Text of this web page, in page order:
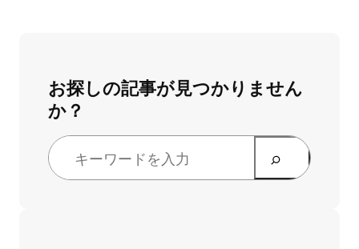
お探しの記事が見つかりません
か？